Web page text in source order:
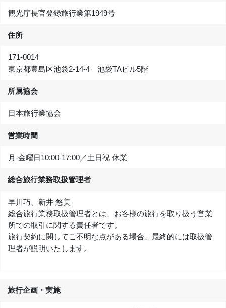
観光庁長官登録旅行業第1949号
住所
171-0014
東京都豊島区池袋2-14-4 池袋TAビル5階
所属協会
日本旅行業協会
営業時間
月-金曜日10:00‐17:00／土日祝 休業
総合旅行業務取扱管理者
早川巧、新井 悠美
総合旅行業務取扱管理者とは、お客様の旅行を取り扱う営業
所での取引に関する責任者です。
旅行契約に関してご不明な点がある場合、最終的には取扱管
理者が説明いたします。
旅行企画・実施